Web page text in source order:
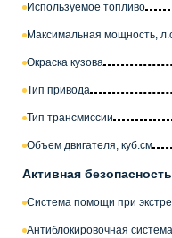
Используемое топливо
Максимальная мощность,
Окраска кузова
Тип привода
Тип трансмиссии
Объем двигателя, куб.см
Активная безопасность
Система помощи при
Антиблокировочная система